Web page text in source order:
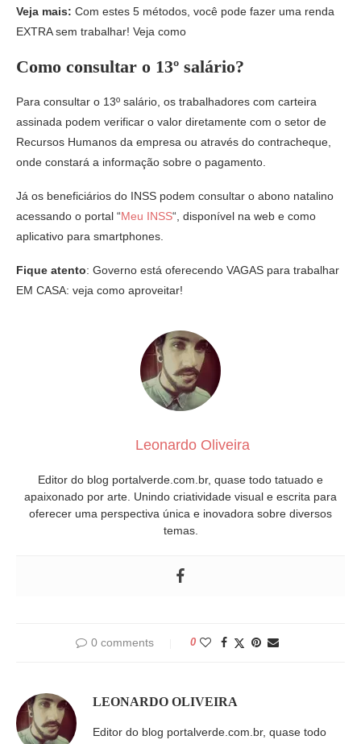
Veja mais: Com estes 5 métodos, você pode fazer uma renda
EXTRA sem trabalhar! Veja como
Como consultar o 13º salário?
Para consultar o 13º salário, os trabalhadores com carteira
assinada podem verificar o valor diretamente com o setor de
Recursos Humanos da empresa ou através do contracheque,
onde constará a informação sobre o pagamento.
Já os beneficiários do INSS podem consultar o abono natalino
acessando o portal “Meu INSS“, disponível na web e como
aplicativo para smartphones.
Fique atento: Governo está oferecendo VAGAS para trabalhar
EM CASA: veja como aproveitar!
Leonardo Oliveira
Editor do blog portalverde.com.br, quase todo tatuado e
apaixonado por arte. Unindo criatividade visual e escrita para
oferecer uma perspectiva única e inovadora sobre diversos
temas.
0 comments 0
LEONARDO OLIVEIRA
Editor do blog portalverde.com.br, quase todo